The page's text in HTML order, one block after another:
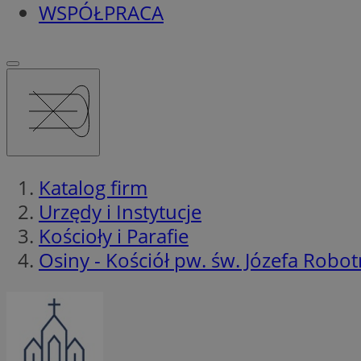
WSPÓŁPRACA
Katalog firm
Urzędy i Instytucje
Kościoły i Parafie
Osiny - Kościół pw. św. Józefa